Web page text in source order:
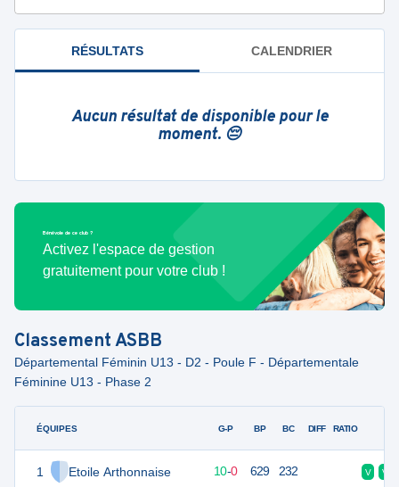
RÉSULTATS CALENDRIER
Aucun résultat de disponible pour le
moment. 😔
Bénévole de ce club ?
Activez l'espace de gestion
gratuitement pour votre club !
ClassementASBB
Départemental Féminin U13 - D2 - Poule F - Départementale
Féminine U13 - Phase 2
ÉQUIPES
1 Etoile Arthonnaise
G-P BP BC DIFF RATIO
20 10-0 629 232 V V